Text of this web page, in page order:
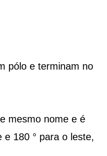
pólo e terminam no
mesmo nome e é
180 ° para o leste,